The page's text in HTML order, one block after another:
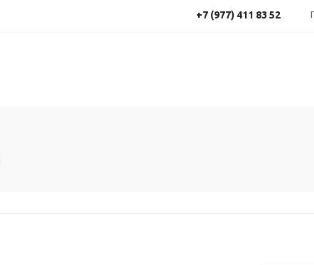
+7 (977) 411 83 52